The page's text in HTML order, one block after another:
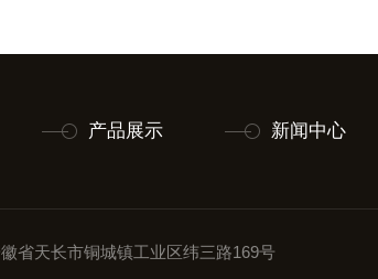
产品展示 新闻中心
省天长市铜城镇工业区纬三路169号